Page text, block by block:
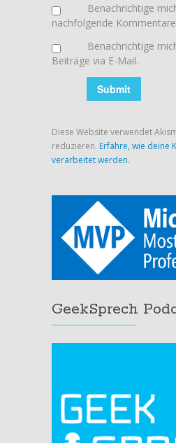
Benachrichtige
nachfolgende
Benachrichtige
Beiträge via E-Mail.
Diese Website verwendet
reduzieren. Erfahre, wie deine
verarbeitet werden.
GeekSprech